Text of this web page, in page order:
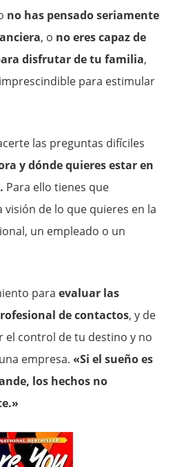
no has pensado seriamente
, o no eres capaz de
disfrutar de tu familia,
para estimular
las preguntas difíciles
y dónde quieres estar en
Para ello tienes que
de lo que quieres en la
un empleado o un
paraevaluar las
de contactos, y de
el control de tu destino y no
empresa.«Si el sueño es
los hechos no